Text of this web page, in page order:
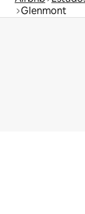
Glenmont